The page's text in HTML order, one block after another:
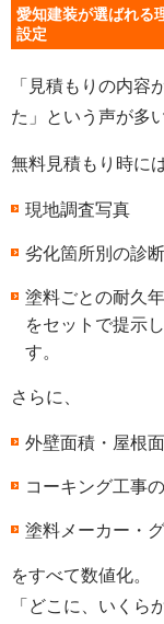
愛知建装が選ばれる
設定
「見積もりの内容
た」という声が多
無料見積もり時には
現地調査写真
劣化箇所別の診
塗料ごとの耐久
をセットで提示
す。
さらに、
外壁面積・屋根
コーキング工事
塗料メーカー・
をすべて数値化。
「どこに、いくら